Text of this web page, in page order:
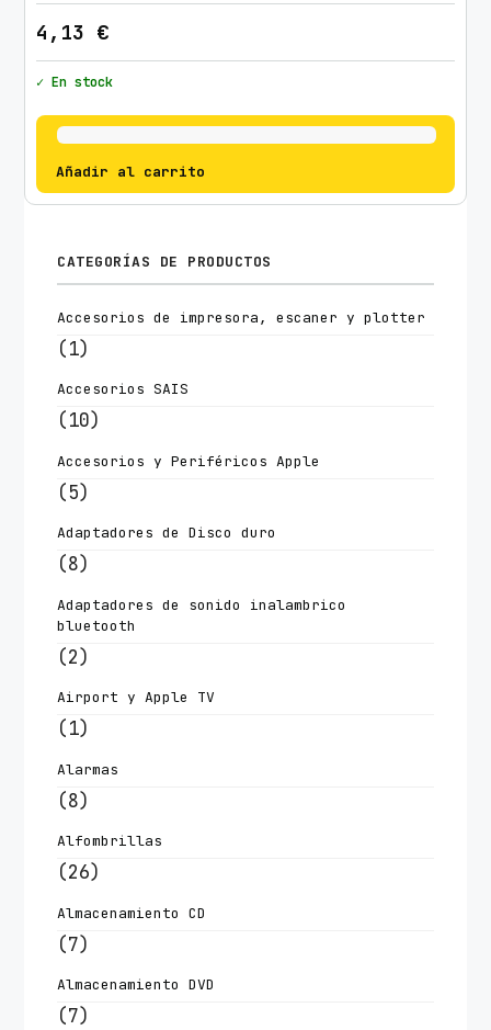
4,13 €
✓ En stock
Añadir al carrito
CATEGORÍAS DE PRODUCTOS
Accesorios de impresora, escaner y plotter
(1)
Accesorios SAIS
(10)
Accesorios y Periféricos Apple
(5)
Adaptadores de Disco duro
(8)
Adaptadores de sonido inalambrico
bluetooth
(2)
Airport y Apple TV
(1)
Alarmas
(8)
Alfombrillas
(26)
Almacenamiento CD
(7)
Almacenamiento DVD
(7)